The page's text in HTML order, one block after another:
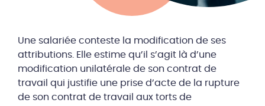
Une salariée conteste la modification de ses
attributions. Elle estime qu’il s’agit là d’une
modification unilatérale de son contrat de
travail qui justifie une prise d’acte de la rupture
de son contrat de travail aux torts de